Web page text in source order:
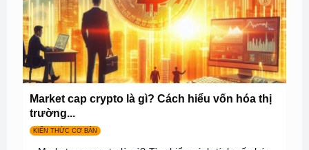
Market cap crypto là gì? Cách hiểu vốn hóa thị
trường...
KIẾN THỨC CƠ BẢN